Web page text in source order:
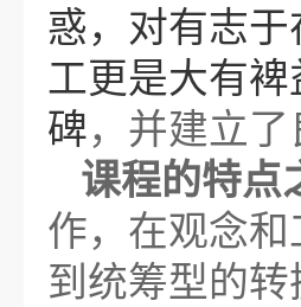
惑，对有志
工更是大有
碑，并建立
课程的特点
作，在观念
到统筹型的